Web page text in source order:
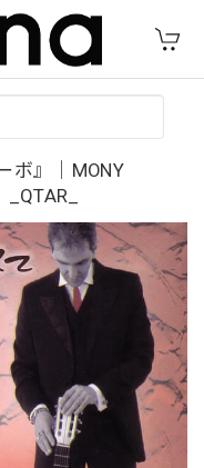
ボ』｜MONY